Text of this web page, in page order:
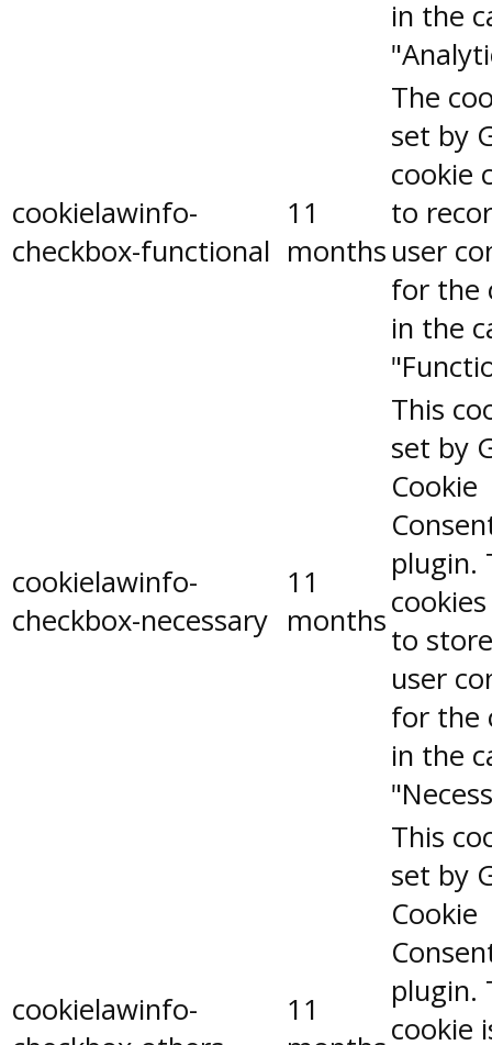
in the
cookielawinfo-
checkbox-functional
11
months
The
set by
cookie
to
user
for the
in the
cookielawinfo-
checkbox-necessary
11
months
This
set by
Cookie
plugin.
to
user
for the
in the
cookielawinfo-
11
This
set by
Cookie
plugin.
cookie